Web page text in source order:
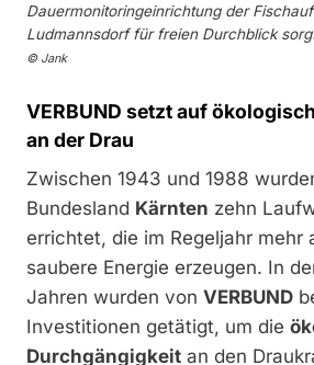
Dauermonitoringeinrichtung der
Ludmannsdorf für freien Durchblick
© Jank
VERBUND setzt auf
an der Drau
Zwischen 1943 und 1988
Bundesland Kärnten zehn
errichtet, die im Regeljahr mehr
saubere Energie erzeugen. In
Jahren wurden von VERBUND
Investitionen getätigt, um die
Durchgängigkeit an den